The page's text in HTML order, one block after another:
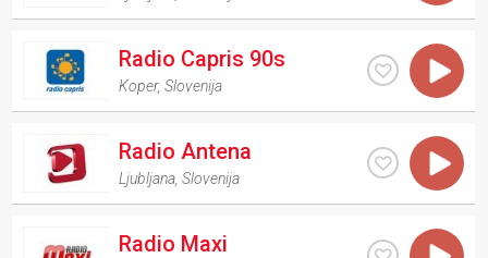
Radio Capris 90s
Koper,Slovenija
Radio Antena
Ljubljana ,Slovenija
Radio Maxi